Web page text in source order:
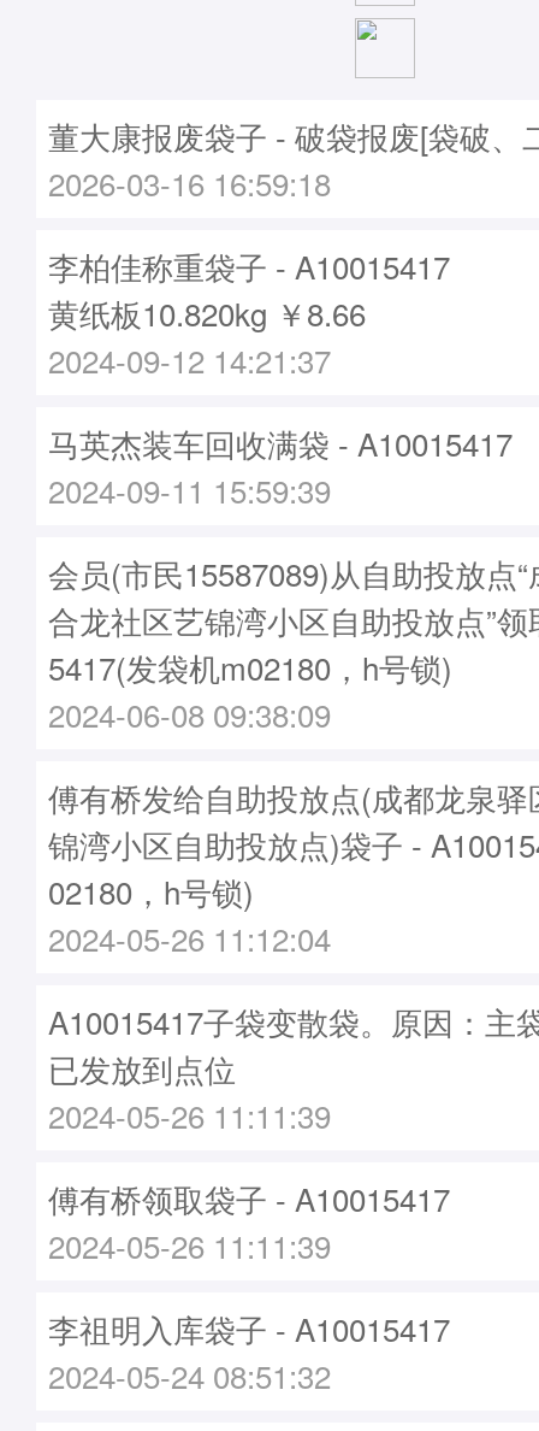
董大康报废袋子 - 破袋报废[袋破、
2026-03-16 16:59:18
李柏佳称重袋子 - A10015417
黄纸板10.820kg ￥8.66
2024-09-12 14:21:37
马英杰装车回收满袋 - A10015417
2024-09-11 15:59:39
会员(市民15587089)从自助投放点
合龙社区艺锦湾小区自助投放点”
5417(发袋机m02180，h号锁)
2024-06-08 09:38:09
傅有桥发给自助投放点(成都龙泉
锦湾小区自助投放点)袋子 -
02180，h号锁)
2024-05-26 11:12:04
A10015417子袋变散袋。原因：主
已发放到点位
2024-05-26 11:11:39
傅有桥领取袋子 - A10015417
2024-05-26 11:11:39
李祖明入库袋子 - A10015417
2024-05-24 08:51:32